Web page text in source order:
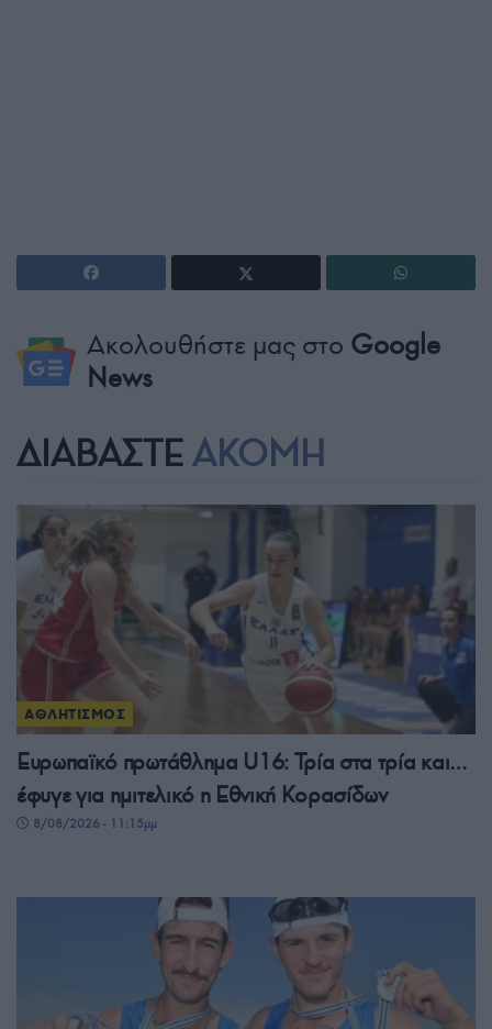
Ακολουθήστε μας στο Google
News
ΔΙΑΒΑΣΤΕ ΑΚΟΜΗ
ΑΘΛΗΤΙΣΜΟΣ
Ευρωπαϊκό πρωτάθλημα U16: Τρία στα τρία και…
έφυγε για ημιτελικό η Εθνική Κορασίδων
8/08/2026 - 11:15μμ